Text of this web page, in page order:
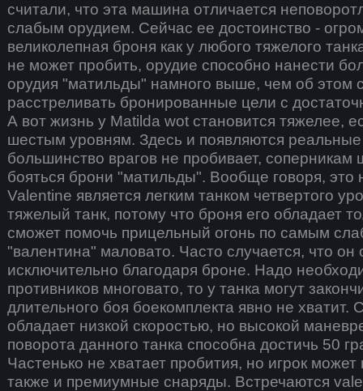
считали, что эта машина отличается
слабым орудием. Сейчас ее достоинство -
великолепная броня как у любого тяжелого
не может пробить, орудие способно нанести
орудия "матильды" намного выше, чем об этом
расстреливать бронированные цели с
А вот жизнь у Matilda wot становится тяжелее,
шестым уровням. Здесь и появляются
большинство врагов не пробивает, соперникам
бояться брони "матильды". Вообще говоря, это
Valentine является легким танком четвертого
тяжелый танк, потому что броня его обладает
сможет помочь прицельный огонь по самым
"валентина" маловато. Часто случается, что
исключительно благодаря броне. Надо
противников многовато, то у танка могут
длительного боя боекомплекта явно не хватит.
обладает низкой скоростью, но высокой
поворота данного танка способна достичь 50
Частенько не хватает пробития, но игрок
также и премиумные снаряды. Встречаются